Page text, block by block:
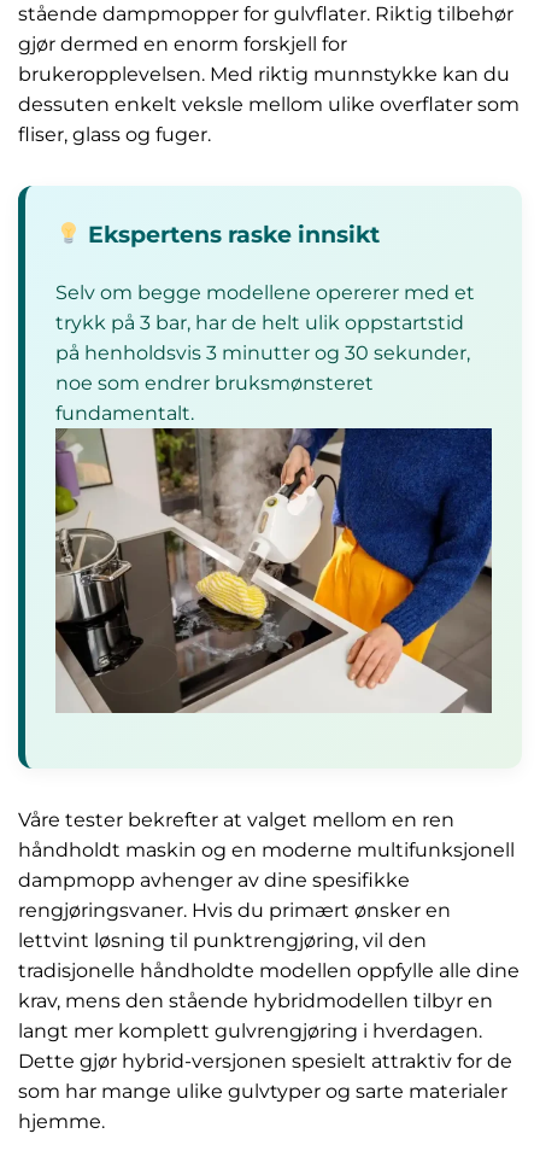
stående dampmopper for gulvflater. Riktig tilbehør
gjør dermed en enorm forskjell for
brukeropplevelsen. Med riktig munnstykke kan du
dessuten enkelt veksle mellom ulike overflater som
fliser, glass og fuger.
Ekspertens raske innsikt
Selv om begge modellene opererer med et
trykk på 3 bar, har de helt ulik oppstartstid
på henholdsvis 3 minutter og 30 sekunder,
noe som endrer bruksmønsteret
fundamentalt.
Våre tester bekrefter at valget mellom en ren
håndholdt maskin og en moderne multifunksjonell
dampmopp avhenger av dine spesifikke
rengjøringsvaner. Hvis du primært ønsker en
lettvint løsning til punktrengjøring, vil den
tradisjonelle håndholdte modellen oppfylle alle dine
krav, mens den stående hybridmodellen tilbyr en
langt mer komplett gulvrengjøring i hverdagen.
Dette gjør hybrid-versjonen spesielt attraktiv for de
som har mange ulike gulvtyper og sarte materialer
hjemme.